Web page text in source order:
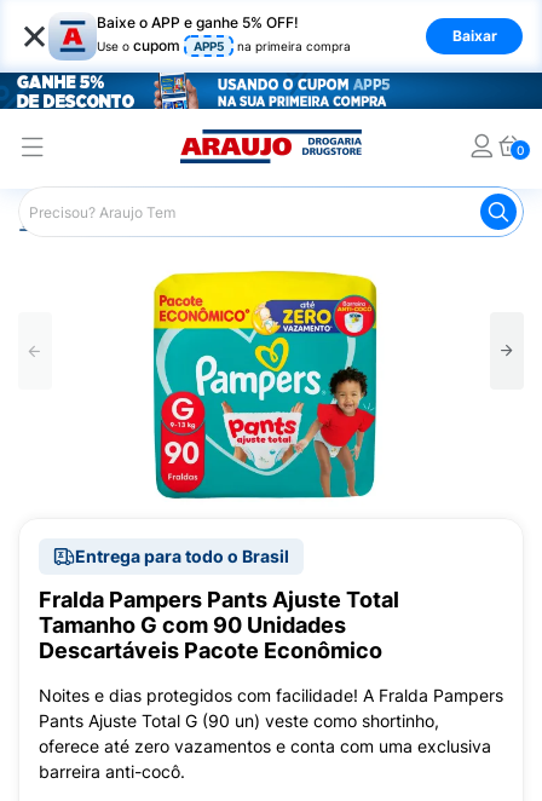
× Baixe o APP e ganhe 5% OFF!
Use o cupom APP5 na primeira compra
Baixar
0
Araujo Infantil Fraldas Infantis
Entrega para todo o Brasil
Fralda Pampers Pants Ajuste Total
Tamanho G com 90 Unidades
Descartáveis Pacote Econômico
Noites e dias protegidos com facilidade! A Fralda Pampers
Pants Ajuste Total G (90 un) veste como shortinho,
oferece até zero vazamentos e conta com uma exclusiva
barreira anti-cocô.